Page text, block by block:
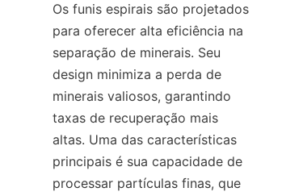
Os funis espirais são projetados
para oferecer alta eficiência na
separação de minerais. Seu
design minimiza a perda de
minerais valiosos, garantindo
taxas de recuperação mais
altas. Uma das características
principais é sua capacidade de
processar partículas finas, que